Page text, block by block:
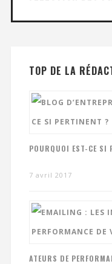
TOP DE LA
POURQUOI EST-CE SI
7 avril 2017
ATEURS DE